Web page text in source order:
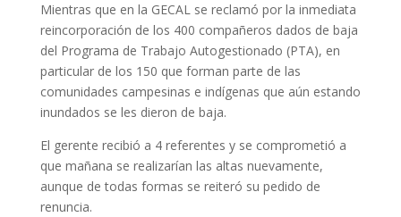
Mientras que en la GECAL se reclamó por la inmediata
reincorporación de los 400 compañeros dados de baja
del Programa de Trabajo Autogestionado (PTA), en
particular de los 150 que forman parte de las
comunidades campesinas e indígenas que aún estando
inundados se les dieron de baja.
El gerente recibió a 4 referentes y se comprometió a
que mañana se realizarían las altas nuevamente,
aunque de todas formas se reiteró su pedido de
renuncia.